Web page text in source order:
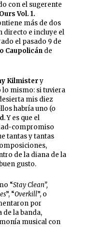
con el sugerente
Vol. 1.
más de dos
directo e incluye el
el pasado 9 de
Caupolicán de
Kilmistery
mismo: si tuviera
mis diez
habría uno (o
. Y es que el
compromiso
tantas y tantas
de la diana de la
gusto.
“Stay Clean”,
”, “Overkill”, o
por
la banda,
musical con